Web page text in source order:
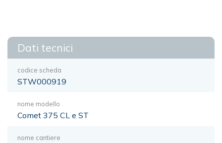
Dati tecnici
codice scheda
STW000919
nome modello
Comet 375 CL e ST
nome cantiere